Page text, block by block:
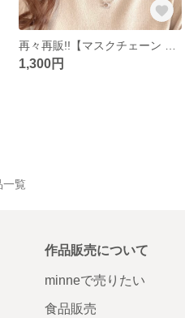
1,300円
一覧
作品販売について
minneで売りたい
食品販売